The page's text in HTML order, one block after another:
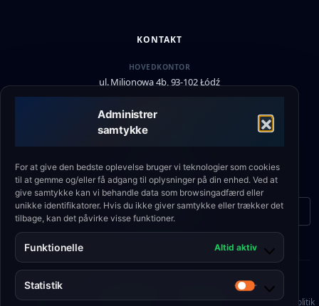
Administrer
samtykke
For at give den bedste oplevelse bruger vi teknologier som cookies
til at gemme og/eller få adgang til oplysninger på din enhed. Ved at
give samtykke kan vi behandle data som browsingadfærd eller
unikke identifikatorer. Hvis du ikke giver samtykke eller trækker det
tilbage, kan det påvirke visse funktioner.
Funktionelle Altid aktiv
Statistik
Statistik
KONTAKT
HOVEDKONTOR
ul. Milionowa 4b, 93-102 Łódź
SUPPORT
+48 790 336 664
biuro@eshield.pl
Kontaktformular
Cookiepolitik
• Privatlivspolitik • Servicevilkår • Kvalitetspolitik